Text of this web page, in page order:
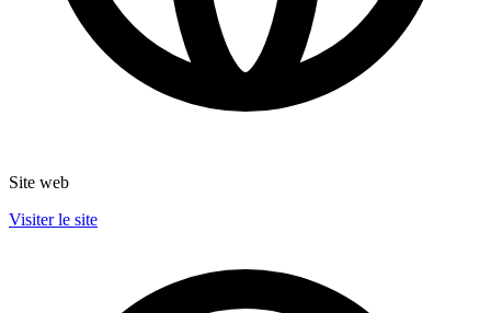
Site web
Visiter le site